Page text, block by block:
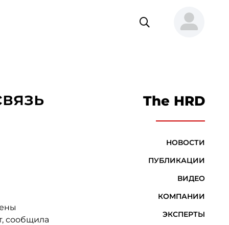
сообщила
The HRD
НОВОСТИ
ПУБЛИКАЦИИ
ВИДЕО
КОМПАНИИ
ЭКСПЕРТЫ